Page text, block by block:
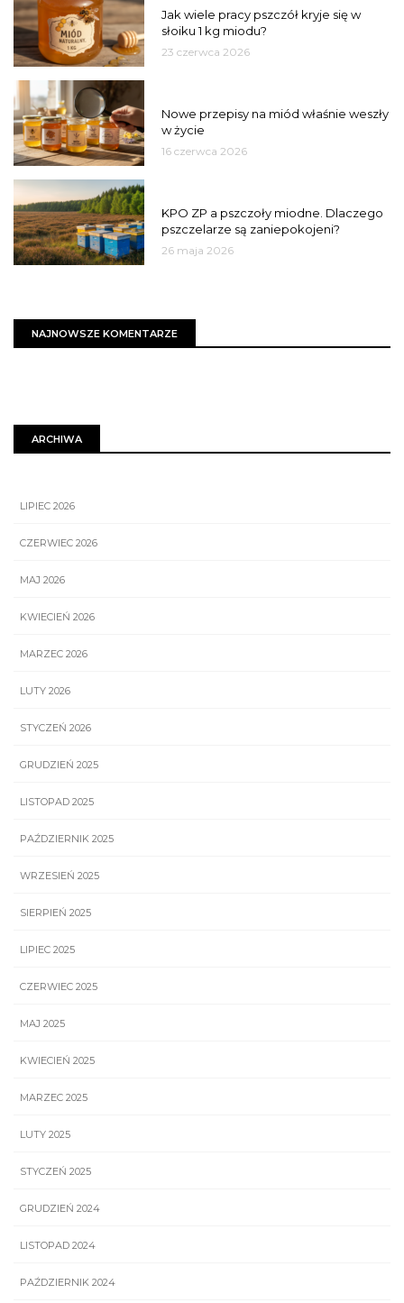
Jak wiele pracy pszczół kryje się w
słoiku 1 kg miodu?
23 czerwca 2026
Nowe przepisy na miód właśnie weszły
w życie
16 czerwca 2026
KPO ZP a pszczoły miodne. Dlaczego
pszczelarze są zaniepokojeni?
26 maja 2026
NAJNOWSZE KOMENTARZE
ARCHIWA
LIPIEC 2026
CZERWIEC 2026
MAJ 2026
KWIECIEŃ 2026
MARZEC 2026
LUTY 2026
STYCZEŃ 2026
GRUDZIEŃ 2025
LISTOPAD 2025
PAŹDZIERNIK 2025
WRZESIEŃ 2025
SIERPIEŃ 2025
LIPIEC 2025
CZERWIEC 2025
MAJ 2025
KWIECIEŃ 2025
MARZEC 2025
LUTY 2025
STYCZEŃ 2025
GRUDZIEŃ 2024
LISTOPAD 2024
PAŹDZIERNIK 2024